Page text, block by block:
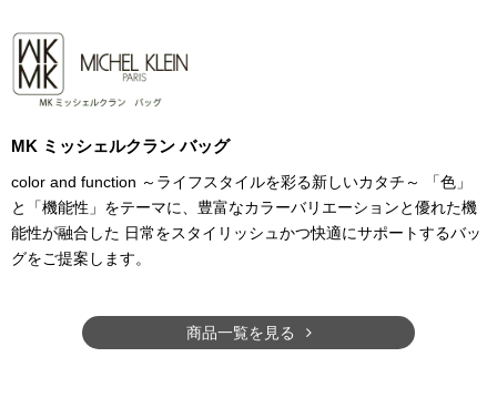
MK ミッシェルクラン バッグ
color and function ～ライフスタイルを彩る新しいカタチ～ 「色」
と「機能性」をテーマに、豊富なカラーバリエーションと優れた機
能性が融合した 日常をスタイリッシュかつ快適にサポートするバッ
グをご提案します。
商品一覧を見る